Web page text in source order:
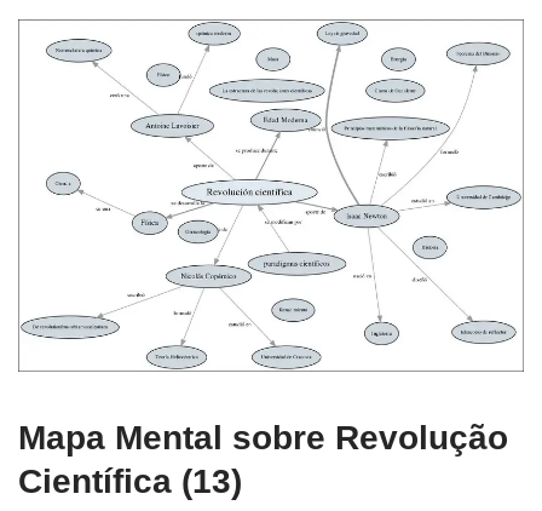
Mapa Mental sobre Revolução
Científica (13)